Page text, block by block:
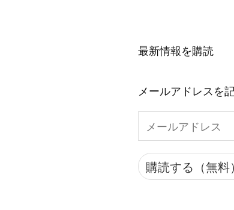
最新情報を購読
メールアドレスを
ー
ル
ア購読する（無料）